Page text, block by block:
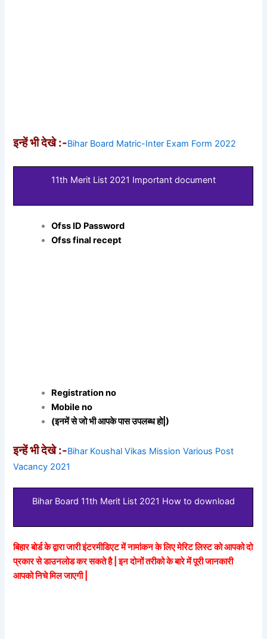
इन्हें भी देखे :-Bihar Board Matric-Inter Exam Form 2022
11th Merit List 2021 Important document
Ofss ID Password
Ofss final recept
Registration no
Mobile no
(इनमें से जो भी आपके पास उपलब्ध हो|)
इन्हें भी देखे :-Bihar Koushal Vikas Mission Various Post
Vacancy 2021
Bihar Board 11th Merit List 2021 How to download
बिहार बोर्ड के द्वारा जारी इंटरमीडिएट में नामांकन के लिए मेरिट लिस्ट को आपको दो
प्रकार से डाउनलोड कर सकते है | इन दोनों तरीको के बारे में पूरी जानकारी
आपको निचे मिल जाएगी |